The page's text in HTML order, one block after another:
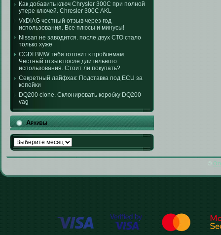
Как добавить ключ Chrysler 300C при полной
утере ключей. Chresler 300C AKL
VxDIAG честный отзыв через год
использования. Все плюсы и минусы!
Nissan не заводится. после двух СТО стало
только хуже
CGDI BMW тебя готовит к проблемам.
Честный отзыв после длительного
использования. Стоит ли покупать?
Секретный лайфхак: Подставка под ECU за
копейки
DQ200 clone. Склонировать коробку DQ200
vag
Архивы
Архивы
©